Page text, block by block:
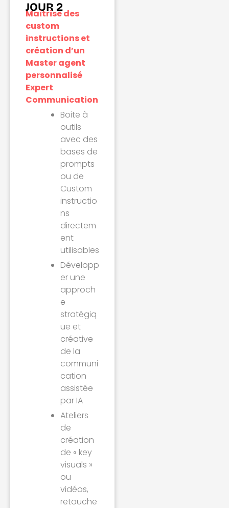
JOUR 2
Maitrise des
custom
instructions et
création d’un
Master agent
personnalisé
Expert
Communication
Boite à
outils
avec des
bases de
prompts
ou de
Custom
instructio
ns
directem
ent
utilisables
Développ
er une
approch
e
stratégiq
ue et
créative
de la
communi
cation
assistée
par IA
Ateliers
de
création
de « key
visuals »
ou
vidéos,
retouche